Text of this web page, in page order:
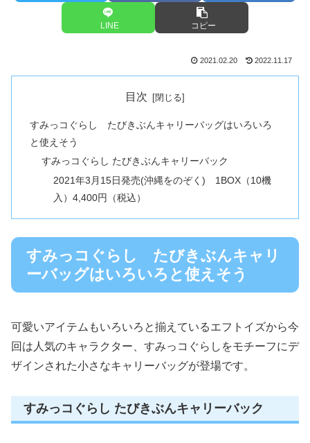
LINE コピー
2021.02.20 2022.11.17
目次
すみっコぐらし たびきぶんキャリーバッグはいろいろ
と使えそう
すみっコぐらし たびきぶんキャリーバック
2021年3月15日発売(沖縄をのぞく) 1BOX（10機
入）4,400円（税込）
すみっコぐらし たびきぶんキャリ
ーバッグはいろいろと使えそう
可愛いアイテムもいろいろと揃えているエフトイズから今
回は人気のキャラクター、すみっコぐらしをモチーフにデ
ザインされた小さなキャリーバッグが登場です。
すみっコぐらし たびきぶんキャリーバック